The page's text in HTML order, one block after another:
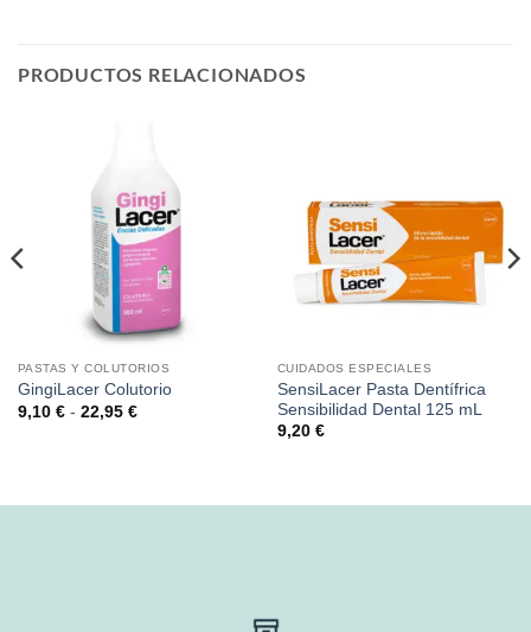
PRODUCTOS RELACIONADOS
PASTAS Y COLUTORIOS
GingiLacer Colutorio
9,10 € - 22,95 €Rango
22,95 €
CUIDADOS ESPECIALES
SensiLacer Pasta Dentífrica
Sensibilidad Dental 125 mL
9,20 €